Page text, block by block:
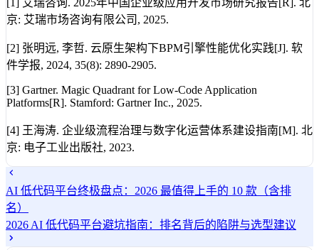
[1] 艾瑞咨询. 2025年中国企业级应用开发市场研究报告[R]. 北
京: 艾瑞市场咨询有限公司, 2025.
[2] 张明远, 李哲. 云原生架构下BPM引擎性能优化实践[J]. 软
件学报, 2024, 35(8): 2890-2905.
[3] Gartner. Magic Quadrant for Low-Code Application
Platforms[R]. Stamford: Gartner Inc., 2025.
[4] 王海涛. 企业级流程治理与数字化运营体系建设指南[M]. 北
京: 电子工业出版社, 2023.
AI 低代码平台终极盘点：2026 最值得上手的 10 款（含排
名）
2026 AI 低代码平台避坑指南：排名背后的陷阱与选型建议